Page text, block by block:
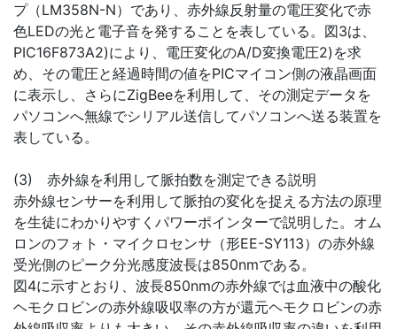
プ（LM358N-N）であり、赤外線反射量の電圧変化で赤
色LEDの光と電子音を発することを表している。図3は、
PIC16F873A2)により、電圧変化のA/D変換電圧2)を求
め、その電圧と経過時間の値をPICマイコン側の液晶画面
に表示し、さらにZigBeeを利用して、その測定データを
パソコンへ無線でシリアル送信してパソコンへ送る装置を
表している。
(3) 赤外線を利用して脈拍数を測定できる説明
赤外線センサーを利用して脈拍の変化を捉える方法の原理
を生徒にわかりやすくパワーポインターで説明した。オム
ロンのフォト・マイクロセンサ（形EE-SY113）の赤外線
受光側のピーク分光感度波長は850nmである。
図4に示すとおり、波長850nmの赤外線では血液中の酸化
ヘモクロビンの赤外線吸収率の方が還元ヘモクロビンの赤